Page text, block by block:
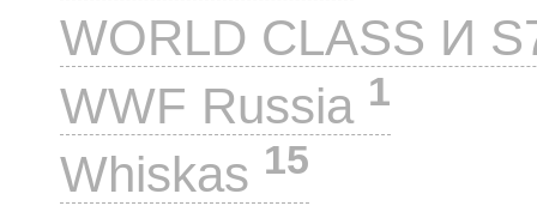
WORLD CLASS И
WWF Russia 1
Whiskas 15